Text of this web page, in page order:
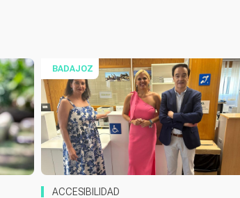
BADAJOZ
ACCESIBILIDAD